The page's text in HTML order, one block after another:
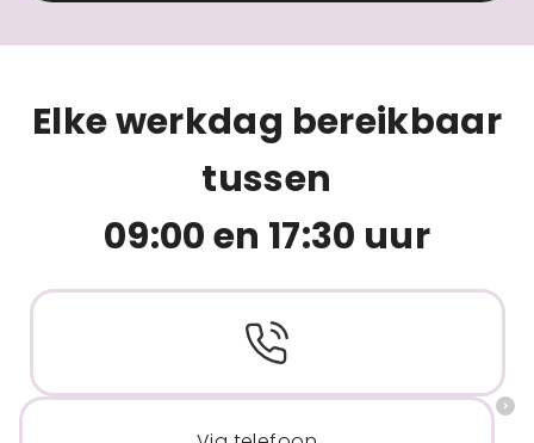
Elke werkdag bereikbaar
tussen
09:00 en 17:30 uur